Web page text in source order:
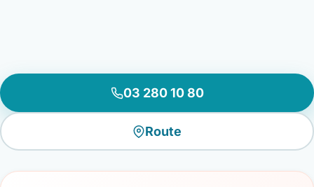
03 280 10 80
Route